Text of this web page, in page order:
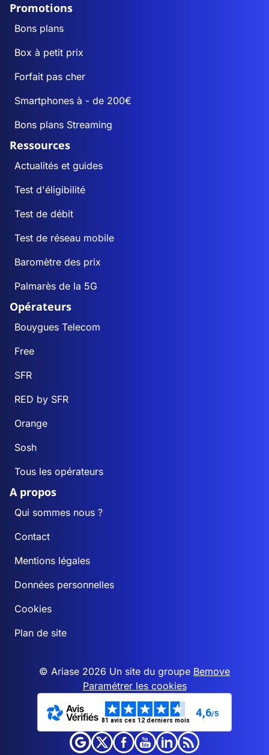
Promotions
Bons plans
Box à petit prix
Forfait pas cher
Smartphones à - de 200€
Bons plans Streaming
Ressources
Actualités et guides
Test d'éligibilité
Test de débit
Test de réseau mobile
Baromètre des prix
Palmarès de la 5G
Opérateurs
Bouygues Telecom
Free
SFR
RED by SFR
Orange
Sosh
Tous les opérateurs
A propos
Qui sommes nous ?
Contact
Mentions légales
Données personnelles
Cookies
Plan de site
© Ariase 2026 Un site du groupe Bemove
Paramétrer les cookies
81 avis ces 12 derniers mois
4,6/5